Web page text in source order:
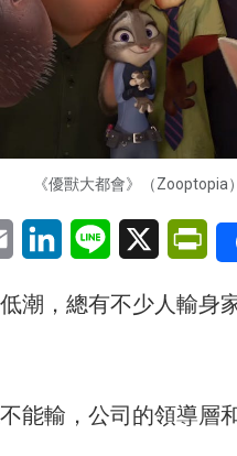
《優獸大都會》（Zooptopia
Email LinkedInLine X
潮，總有不少人輸身
能輸，公司的領導層